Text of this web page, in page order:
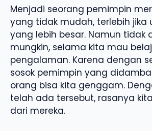
Menjadi seorang pemimpin
yang tidak mudah, terlebih jika
yang lebih besar. Namun tidak
mungkin, selama kita mau
pengalaman. Karena dengan
sosok pemimpin yang
orang bisa kita genggam.
telah ada tersebut, rasanya
dari mereka.